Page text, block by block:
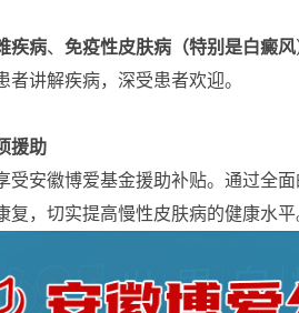
疾病、 免疫性皮肤病（特别是白癜风
者讲解疾病，深受患者欢迎。
援助
受安徽博爱基金援助补贴。通过全
复，切实提高慢性皮肤病的健康水平